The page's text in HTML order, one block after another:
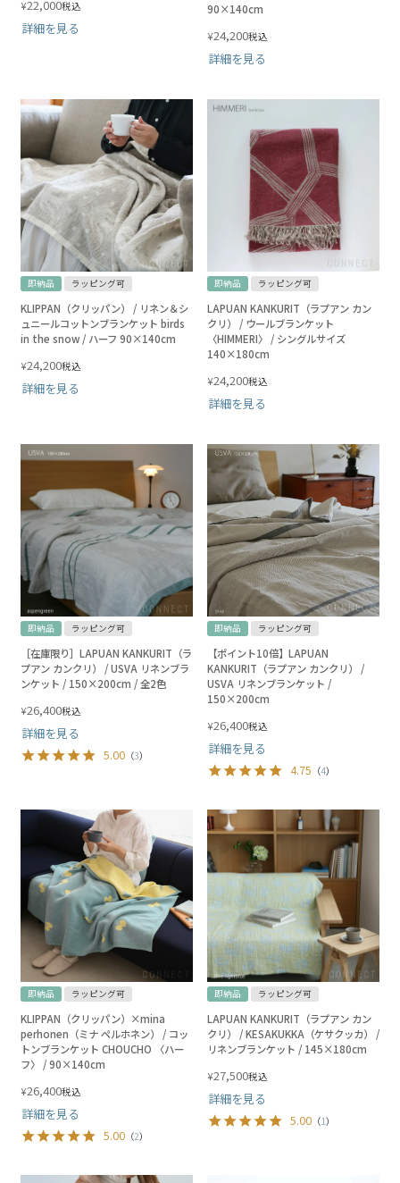
¥22,000税込
詳細を見る
90×140cm
¥24,200税込
詳細を見る
即納品 ラッピング可
KLIPPAN（クリッパン） / リネン＆シ
ュニールコットンブランケット birds
in the snow / ハーフ 90×140cm
¥24,200税込
詳細を見る
即納品 ラッピング可
LAPUAN KANKURIT（ラプアン カン
クリ） / ウールブランケット
〈HIMMERI〉 / シングルサイズ
140×180cm
¥24,200税込
詳細を見る
即納品 ラッピング可
［在庫限り］LAPUAN KANKURIT（ラ
プアン カンクリ） / USVA リネンブラ
ンケット / 150×200cm / 全2色
¥26,400税込
詳細を見る
5.00 （3）
即納品 ラッピング可
【ポイント10倍】LAPUAN
KANKURIT（ラプアン カンクリ） /
USVA リネンブランケット /
150×200cm
¥26,400税込
詳細を見る
4.75 （4）
即納品 ラッピング可
KLIPPAN（クリッパン）×mina
perhonen（ミナ ペルホネン） / コッ
トンブランケット CHOUCHO 〈ハー
フ〉 / 90×140cm
¥26,400税込
詳細を見る
5.00 （2）
即納品 ラッピング可
LAPUAN KANKURIT（ラプアン カン
クリ） / KESAKUKKA（ケサクッカ） /
リネンブランケット / 145×180cm
¥27,500税込
詳細を見る
5.00 （1）